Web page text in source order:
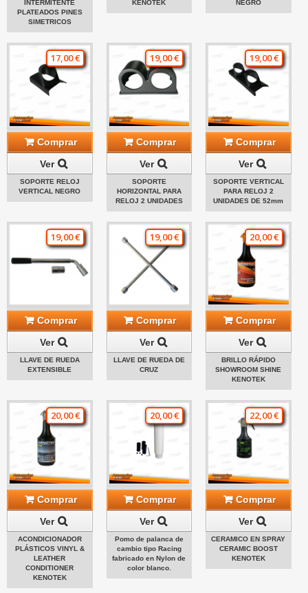
INTERMITENTE
PLATEADOS PINES
SIMETRICOS
KENOTEK NEGRO
17,00 €
Comprar
Ver
SOPORTE RELOJ
VERTICAL NEGRO
19,00 €
Comprar
Ver
SOPORTE
HORIZONTAL PARA
RELOJ 2 UNIDADES
19,00 €
Comprar
Ver
SOPORTE VERTICAL
PARA RELOJ 2
UNIDADES DE 52mm
19,00 €
Comprar
Ver
LLAVE DE RUEDA
EXTENSIBLE
19,00 €
Comprar
Ver
LLAVE DE RUEDA DE
CRUZ
20,00 €
Comprar
Ver
BRILLO RÁPIDO
SHOWROOM SHINE
KENOTEK
20,00 €
Comprar
Ver
ACONDICIONADOR
PLÁSTICOS VINYL &
LEATHER
CONDITIONER
KENOTEK
20,00 €
Comprar
Ver
Pomo de palanca de
cambio tipo Racing
fabricado en Nylon de
color blanco.
22,00 €
Comprar
Ver
CERAMICO EN SPRAY
CERAMIC BOOST
KENOTEK